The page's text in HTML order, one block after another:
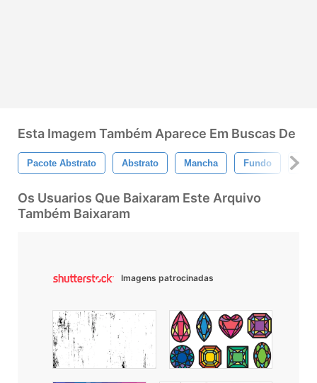
Esta Imagem Também Aparece Em Buscas De
Pacote Abstrato Abstrato Mancha Fundo Cor
Os Usuarios Que Baixaram Este Arquivo
Também Baixaram
Imagens patrocinadas